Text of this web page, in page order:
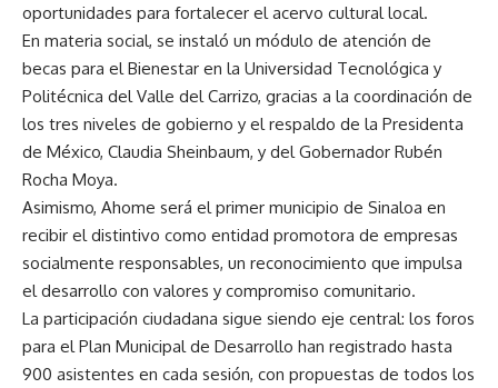
oportunidades para fortalecer el acervo cultural local.
En materia social, se instaló un módulo de atención de
becas para el Bienestar en la Universidad Tecnológica y
Politécnica del Valle del Carrizo, gracias a la coordinación de
los tres niveles de gobierno y el respaldo de la Presidenta
de México, Claudia Sheinbaum, y del Gobernador Rubén
Rocha Moya.
Asimismo, Ahome será el primer municipio de Sinaloa en
recibir el distintivo como entidad promotora de empresas
socialmente responsables, un reconocimiento que impulsa
el desarrollo con valores y compromiso comunitario.
La participación ciudadana sigue siendo eje central: los foros
para el Plan Municipal de Desarrollo han registrado hasta
900 asistentes en cada sesión, con propuestas de todos los